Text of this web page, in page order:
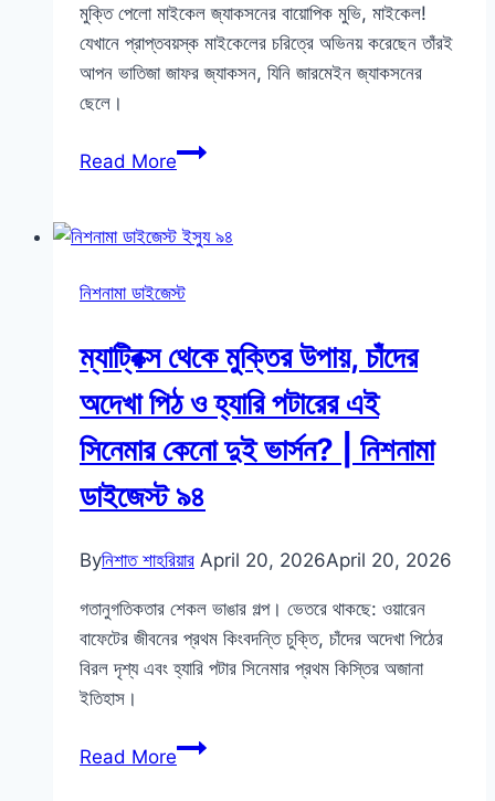
|
নিশনামা
ডাইজেস্ট
মুক্তি পেলো মাইকেল জ্যাকসনের বায়োপিক মুভি, মাইকেল!
যেখানে প্রাপ্তবয়স্ক মাইকেলের চরিত্রে অভিনয় করেছেন তাঁরই
আপন ভাতিজা জাফর জ্যাকসন, যিনি জারমেইন জ্যাকসনের
ছেলে।
Read Moreমাইকেল!
নিশনামা ডাইজেস্ট
ম্যাট্রিক্স থেকে মুক্তির উপায়, চাঁদের
অদেখা পিঠ ও হ্যারি পটারের এই
সিনেমার কেনো দুই ভার্সন? | নিশনামা
ডাইজেস্ট ৯৪
Byনিশাত শাহরিয়ার April 20, 2026April 20, 2026
গতানুগতিকতার শেকল ভাঙার গল্প। ভেতরে থাকছে: ওয়ারেন
বাফেটের জীবনের প্রথম কিংবদন্তি চুক্তি, চাঁদের অদেখা পিঠের
বিরল দৃশ্য এবং হ্যারি পটার সিনেমার প্রথম কিস্তির অজানা
ইতিহাস।
Read Moreম্যাট্রিক্স